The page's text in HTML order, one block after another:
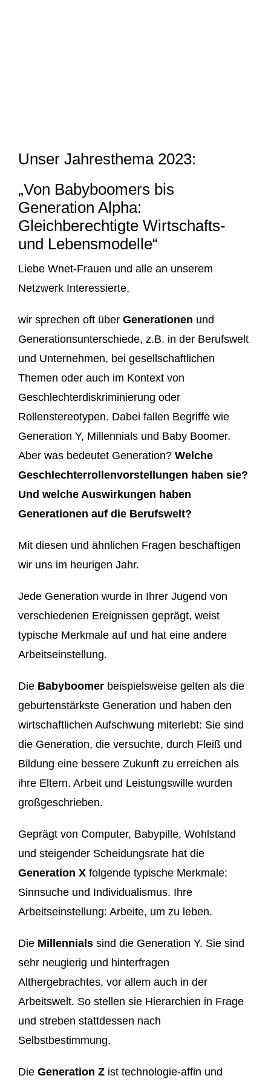
Unser Jahresthema 2023:
„Von Babyboomers bis
Generation Alpha:
Gleichberechtigte Wirtschafts-
und Lebensmodelle“
Liebe Wnet-Frauen und alle an unserem
Netzwerk Interessierte,
wir sprechen oft über Generationen und
Generationsunterschiede, z.B. in der Berufswelt
und Unternehmen, bei gesellschaftlichen
Themen oder auch im Kontext von
Geschlechterdiskriminierung oder
Rollenstereotypen. Dabei fallen Begriffe wie
Generation Y, Millennials und Baby Boomer.
Aber was bedeutet Generation?Welche
Geschlechterrollenvorstellungen haben sie?
Und welche Auswirkungen haben
Generationen auf die Berufswelt?
Mit diesen und ähnlichen Fragen beschäftigen
wir uns im heurigen Jahr.
Jede Generation wurde in Ihrer Jugend von
verschiedenen Ereignissen geprägt, weist
typische Merkmale auf und hat eine andere
Arbeitseinstellung.
Die Babyboomerbeispielsweise gelten als die
geburtenstärkste Generation und haben den
wirtschaftlichen Aufschwung miterlebt: Sie sind
die Generation, die versuchte, durch Fleiß und
Bildung eine bessere Zukunft zu erreichen als
ihre Eltern. Arbeit und Leistungswille wurden
großgeschrieben.
Geprägt von Computer, Babypille, Wohlstand
und steigender Scheidungsrate hat die
Generation Xfolgende typische Merkmale:
Sinnsuche und Individualismus. Ihre
Arbeitseinstellung: Arbeite, um zu leben.
Die Millennialssind die Generation Y. Sie sind
sehr neugierig und hinterfragen
Althergebrachtes, vor allem auch in der
Arbeitswelt. So stellen sie Hierarchien in Frage
und streben stattdessen nach
Selbstbestimmung.
Die Generation Zist technologie-affin und